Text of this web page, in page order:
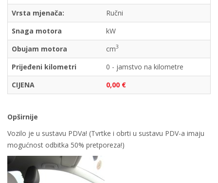
Vrsta mjenača:
Ručni
Snaga motora
kW
Obujam motora
cm3
Prijeđeni kilometri
0 - jamstvo na kilometre
CIJENA
0,00 €
Opširnije
Vozilo je u sustavu PDVa! (Tvrtke i obrti u sustavu PDV-a imaju
mogućnost odbitka 50% pretporeza!)